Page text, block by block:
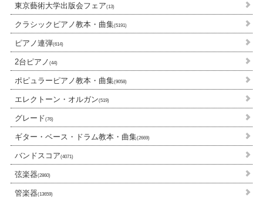
東京藝術大学出版会フェア(13)
クラシックピアノ教本・曲集(5191)
ピアノ連弾(614)
2台ピアノ (44)
ポピュラーピアノ教本・曲集(9058)
エレクトーン・オルガン(519)
グレード(76)
ギター・ベース・ドラム教本・曲集(2669)
バンドスコア(4071)
弦楽器(2860)
管楽器(13659)